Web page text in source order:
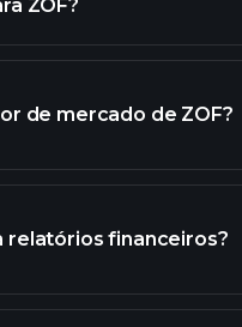
ZOF?
de mercado de ZOF?
relatórios financeiros?